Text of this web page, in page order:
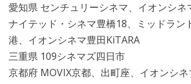
愛知県 センチュリーシネマ、イオンシネ
ナイテッド・シネマ豊橋18、ミッドラン
港、イオンシネマ豊田KiTARA
三重県 109シネマズ四日市
京都府 MOVIX京都、出町座、イオンシ